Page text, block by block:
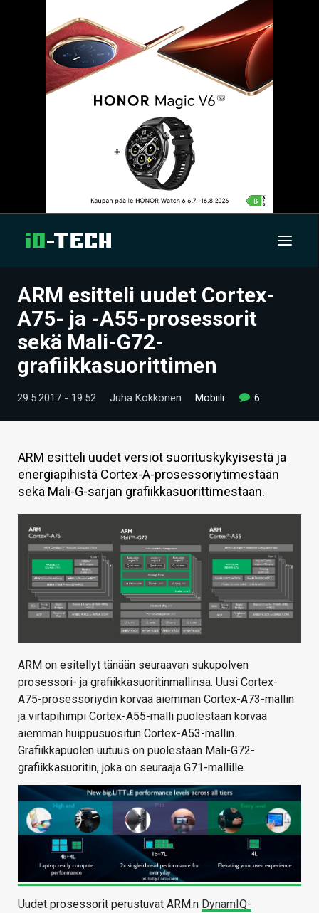
UUTISET
ARTIKKELIT
VIDEOT
TECHBBS
HINTA.FI
KAUPPA
VAIHDA TEEMA
HAKU
ARM esitteli uudet Cortex-
A75- ja -A55-prosessorit
sekä Mali-G72-
grafiikkasuorittimen
29.5.2017 - 19:52 Juha Kokkonen Mobiili 6
ARM esitteli uudet versiot suorituskykyisestä ja
energiapihistä Cortex-A-prosessoriytimestään
sekä Mali-G-sarjan grafiikkasuorittimestaan.
ARM on esitellyt tänään seuraavan sukupolven
prosessori- ja grafiikkasuoritinmallinsa. Uusi Cortex-
A75-prosessoriydin korvaa aiemman Cortex-A73-mallin
ja virtapihimpi Cortex-A55-malli puolestaan korvaa
aiemman huippusuositun Cortex-A53-mallin.
Grafiikkapuolen uutuus on puolestaan Mali-G72-
grafiikkasuoritin, joka on seuraaja G71-mallille.
Uudet prosessorit perustuvat ARM:n DynamIQ-